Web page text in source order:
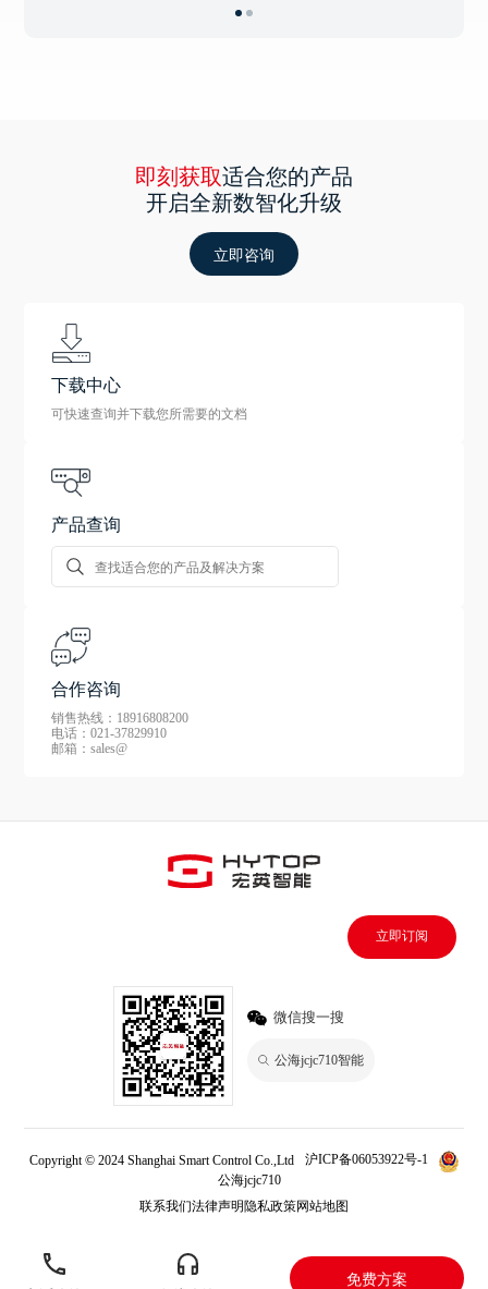
即刻获取适合您的产品
开启全新数智化升级
立即咨询
下载中心
可快速查询并下载您所需要的文档
产品查询
合作咨询
销售热线：18916808200
电话：021-37829910
邮箱：sales@
立即订阅
微信搜一搜
公海jcjc710智能
Copyright © 2024 Shanghai Smart Control Co.,Ltd
沪ICP备06053922号-1
公海jcjc710
联系我们法律声明隐私政策网站地图
免费方案